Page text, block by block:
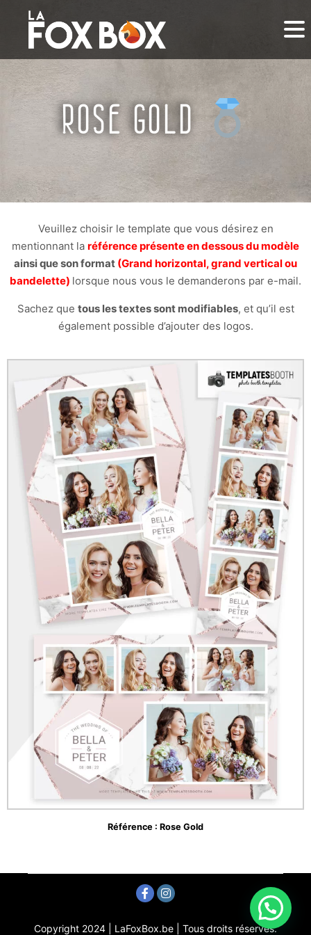
ROSE GOLD
Veuillez choisir le template que vous désirez en
mentionnant la référence présente en dessous du modèle
ainsi que son format (Grand horizontal, grand vertical ou
bandelette) lorsque nous vous le demanderons par e-mail.
Sachez que tous les textes sont modifiables, et qu’il est
également possible d’ajouter des logos.
Référence : Rose Gold
Copyright 2024 | LaFoxBox.be | Tous droits réservés.